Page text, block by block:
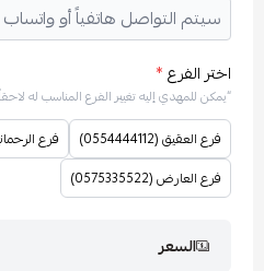
اختر الفرع*
“يمكن للمهدي إليه تغيير الفرع المناسب له
فرع العقيق (0554444112)
فرع
فرع العارض (0575335522)
السعر